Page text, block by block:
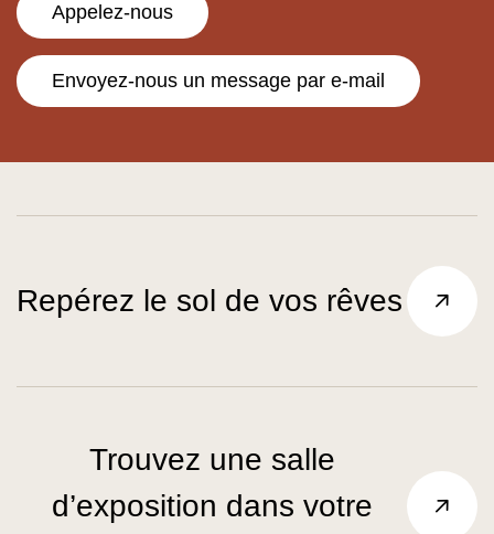
Appelez-nous
Envoyez-nous un message par e-mail
Repérez le sol de vos rêves
Trouvez une salle
d’exposition dans votre